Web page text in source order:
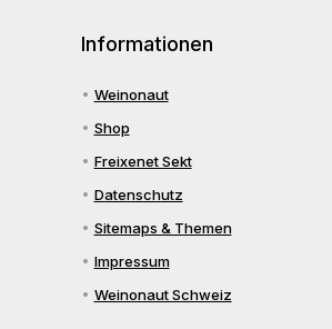
Informationen
Weinonaut
Shop
Freixenet Sekt
Datenschutz
Sitemaps & Themen
Impressum
Weinonaut Schweiz